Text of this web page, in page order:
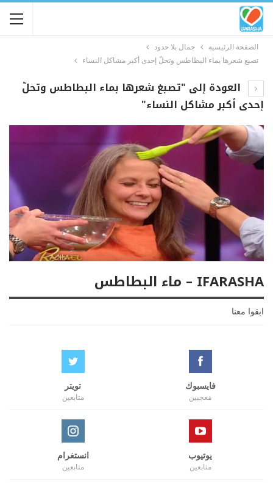
الصفحة الرئيسية
جمال بلا حدود
تصبغ شعرها بماء البطاطس وتحلّ إحدى أكبر مشاكل النساء
العودة إلى "تصبغ شعرها بماء البطاطس وتحلّ
إحدى أكبر مشاكل النساء"
IFARASHA – ماء البطاطس
ابقوا معنا
فايسبوك
معجبين
تويتر
متابعين
يوتيوب
متابعين
انستغرام
متابعين